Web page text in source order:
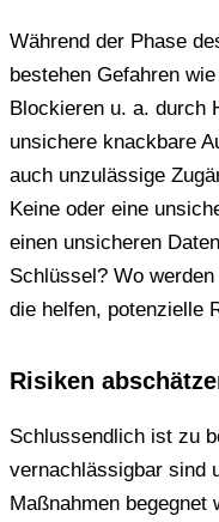
Während der Phase
bestehen Gefahren
Blockieren u. a. durch
unsichere knackbare
auch unzulässige
Keine oder eine
einen unsicheren
Schlüssel? Wo
die helfen, potenzielle
Risiken
Schlussendlich ist zu
vernachlässigbar sind
Maßnahmen begegnet